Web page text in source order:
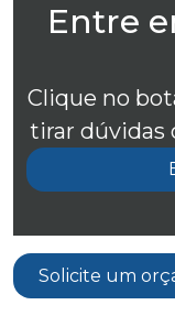
Entre
Clique no
tirar dúvidas
Solicite um